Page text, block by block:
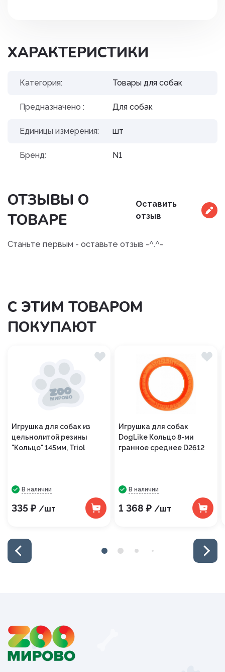
ХАРАКТЕРИСТИКИ
Категория: Товары для собак
Предназначено : Для собак
Единицы измерения: шт
Бренд: N1
ОТЗЫВЫ О
ТОВАРЕ
Оставить
отзыв
Станьте первым - оставьте отзыв -^.^-
С ЭТИМ ТОВАРОМ
ПОКУПАЮТ
Игрушка для собак из
цельнолитой резины
"Кольцо" 145мм, Triol
В наличии
335 ₽ /шт
Игрушка для собак
DogLike Кольцо 8-ми
гранное среднее D2612
В наличии
1 368 ₽ /шт